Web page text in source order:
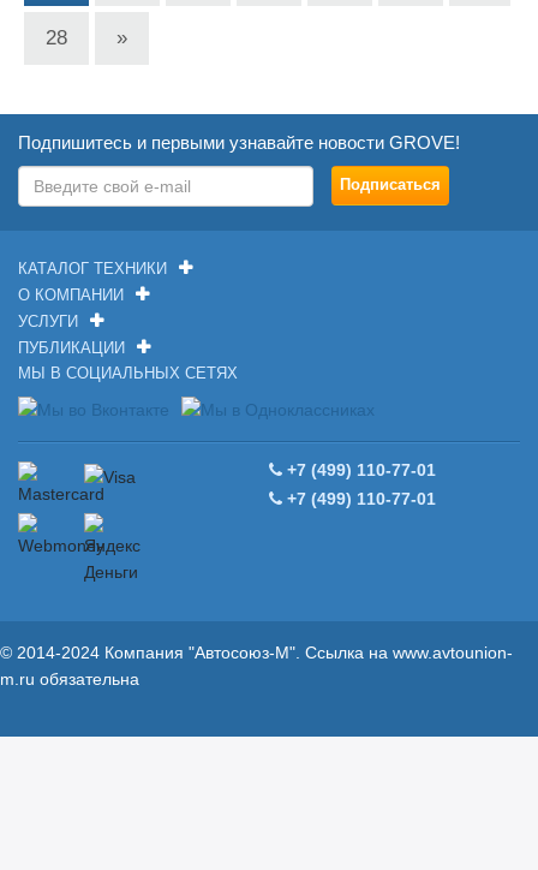
28 »
Подпишитесь и первыми узнавайте новости GROVE!
КАТАЛОГ ТЕХНИКИ
О КОМПАНИИ
УСЛУГИ
ПУБЛИКАЦИИ
МЫ В СОЦИАЛЬНЫХ СЕТЯХ
+7 (499) 110-77-01
+7 (499) 110-77-01
© 2014-2024 Компания "Автосоюз-М". Ссылка на www.avtounion-
m.ru обязательна